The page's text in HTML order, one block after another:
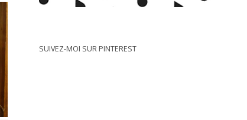
SUIVEZ-MOI SUR PINTEREST